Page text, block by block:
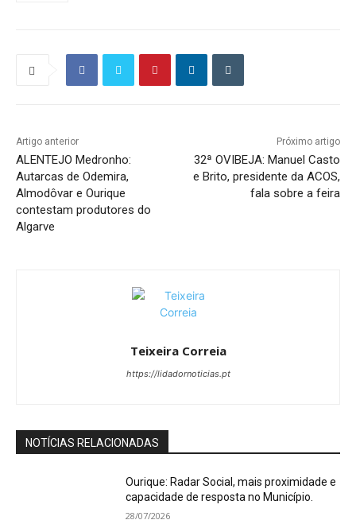
Artigo anterior
ALENTEJO Medronho:
Autarcas de Odemira,
Almodôvar e Ourique
contestam produtores do
Algarve
Próximo artigo
32ª OVIBEJA: Manuel Casto
e Brito, presidente da ACOS,
fala sobre a feira
Teixeira Correia
https://lidadornoticias.pt
NOTÍCIAS RELACIONADAS
Ourique: Radar Social, mais proximidade e
capacidade de resposta no Município.
28/07/2026